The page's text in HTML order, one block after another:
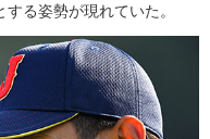
る姿勢が現れていた。